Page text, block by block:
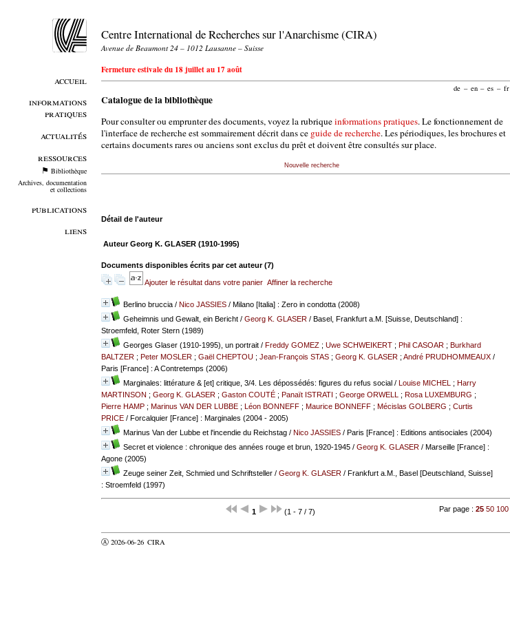
accueil
informations
pratiques
actualités
ressources
Bibliothèque
Archives, documentation
et collections
publications
liens
Centre International de Recherches sur l'Anarchisme (CIRA)
Avenue de Beaumont 24 – 1012 Lausanne – Suisse
Fermeture estivale du 18 juillet au 17 août
de – en – es – fr
Catalogue de la bibliothèque
Pour consulter ou emprunter des documents, voyez la rubriqueinformations pratiques. Le fonctionnement de
l'interface de recherche est sommairement décrit dans ce guide de recherche. Les périodiques, les brochures et
certains documents rares ou anciens sont exclus du prêt et doivent être consultés sur place.
Nouvelle recherche
Détail de l'auteur
Auteur Georg K. GLASER (1910-1995)
Documents disponibles écrits par cet auteur (7)
Ajouter le résultat dans votre panier Affiner la recherche
Berlino bruccia/ Nico JASSIES/ Milano [Italia] : Zero in condotta (2008)
Geheimnis und Gewalt, ein Bericht/ Georg K. GLASER/ Basel, Frankfurt a.M. [Suisse, Deutschland] :
Stroemfeld, Roter Stern (1989)
Georges Glaser (1910-1995), un portrait/ Freddy GOMEZ; Uwe SCHWEIKERT; Phil CASOAR; Burkhard
BALTZER; Peter MOSLER; Gaël CHEPTOU; Jean-François STAS; Georg K. GLASER; André PRUDHOMMEAUX/
Paris [France] : A Contretemps (2006)
Marginales: littérature & [et] critique, 3/4. Les dépossédés: figures du refus social/ Louise MICHEL ; Harry
MARTINSON ; Georg K. GLASER; Gaston COUTÉ; Panaït ISTRATI ; George ORWELL ; Rosa LUXEMBURG ;
Pierre HAMP; Marinus VAN DER LUBBE; Léon BONNEFF; Maurice BONNEFF; Mécislas GOLBERG ; Curtis
PRICE/ Forcalquier [France] : Marginales (2004 - 2005)
Marinus Van der Lubbe et l'incendie du Reichstag/ Nico JASSIES/ Paris [France] : Editions antisociales (2004)
Secret et violence : chronique des années rouge et brun, 1920-1945/ Georg K. GLASER/ Marseille [France] :
Agone (2005)
Zeuge seiner Zeit, Schmied und Schriftsteller/ Georg K. GLASER/ Frankfurt a.M., Basel [Deutschland, Suisse]
: Stroemfeld (1997)
1 (1 - 7 / 7) Par page :25 50 100
Ⓐ 2026-06-26 CIRA